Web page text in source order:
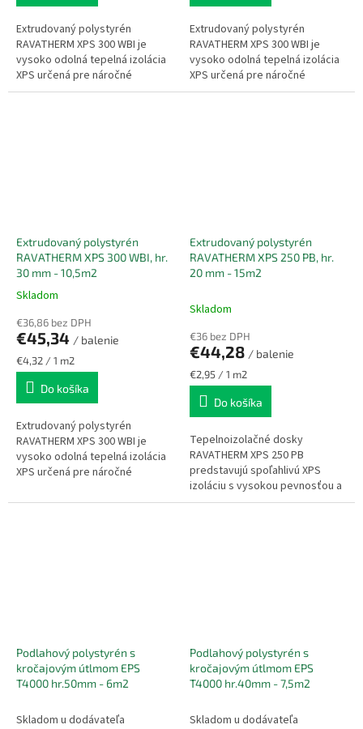
Extrudovaný polystyrén
RAVATHERM XPS 300 WBI je
vysoko odolná tepelná izolácia
XPS určená pre náročné
stavebné aplikácie so
Extrudovaný polystyrén
RAVATHERM XPS 300 WBI je
vysoko odolná tepelná izolácia
XPS určená pre náročné
stavebné aplikácie so
Extrudovaný polystyrén
RAVATHERM XPS 300 WBI, hr.
30 mm - 10,5m2
Priemerné
produktu
je
5,0
z
hviezdičiek.
Skladom
€36,86 bez DPH
€45,34 / balenie
Jednotková
cena:
€4,32 / 1 m2
Do košíka
Extrudovaný polystyrén
RAVATHERM XPS 300 WBI je
vysoko odolná tepelná izolácia
XPS určená pre náročné
zvýšeným zaťažením a
Extrudovaný polystyrén
RAVATHERM XPS 250 PB, hr.
20 mm - 15m2
Skladom
€36 bez DPH
€44,28 / balenie
Jednotková
cena:
€2,95 / 1 m2
Do košíka
Tepelnoizolačné dosky
RAVATHERM XPS 250 PB
predstavujú spoľahlivú XPS
izoláciu s vysokou pevnosťou a
minimálnou nasiakavosťou. Sú
Podlahový polystyrén s
kročajovým útlmom EPS
T4000 hr.50mm - 6m2
Skladom u dodávateľa
Podlahový polystyrén s
kročajovým útlmom EPS
T4000 hr.40mm - 7,5m2
Skladom u dodávateľa